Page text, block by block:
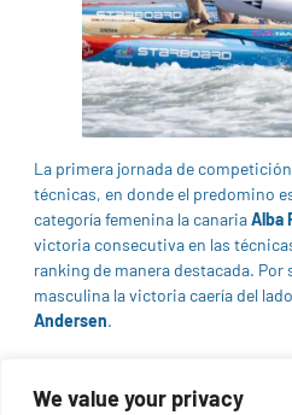
We value your privacy
La primera jornada de
técnicas, en donde el predomino
categoría femenina la canariaAlba
victoria consecutiva en las
ranking de manera destacada. Por
masculina la victoria caería del
Andersen.